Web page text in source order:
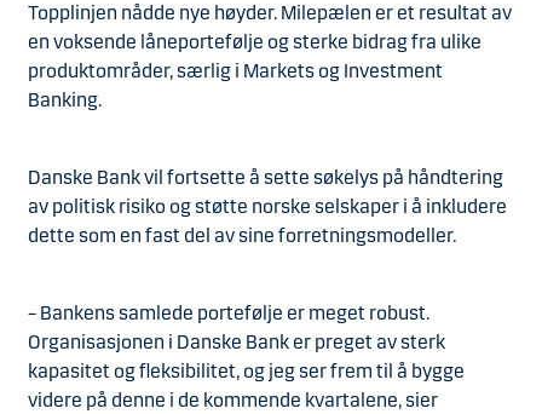
Topplinjen nådde nye høyder. Milepælen er et resultat av
en voksende låneportefølje og sterke bidrag fra ulike
produktområder, særlig i Markets og Investment
Banking.
Danske Bank vil fortsette å sette søkelys på håndtering
av politisk risiko og støtte norske selskaper i å inkludere
dette som en fast del av sine forretningsmodeller.
– Bankens samlede portefølje er meget robust.
Organisasjonen i Danske Bank er preget av sterk
kapasitet og fleksibilitet, og jeg ser frem til å bygge
videre på denne i de kommende kvartalene, sier